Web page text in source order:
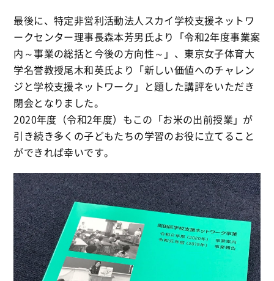
最後に、特定非営利活動法人スカイ学校支援ネットワ
ークセンター理事長森本芳男氏より「令和2年度事業案
内～事業の総括と今後の方向性～」、東京女子体育大
学名誉教授尾木和英氏より「新しい価値へのチャレン
ジと学校支援ネットワーク」と題した講評をいただき
閉会となりました。
2020年度（令和2年度）もこの「お米の出前授業」が
引き続き多くの子どもたちの学習のお役に立てること
ができれば幸いです。